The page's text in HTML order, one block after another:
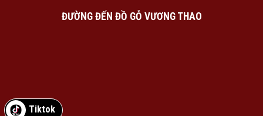
ĐƯỜNG ĐẾN ĐỒ GỖ VƯƠNG THAO
Tiktok